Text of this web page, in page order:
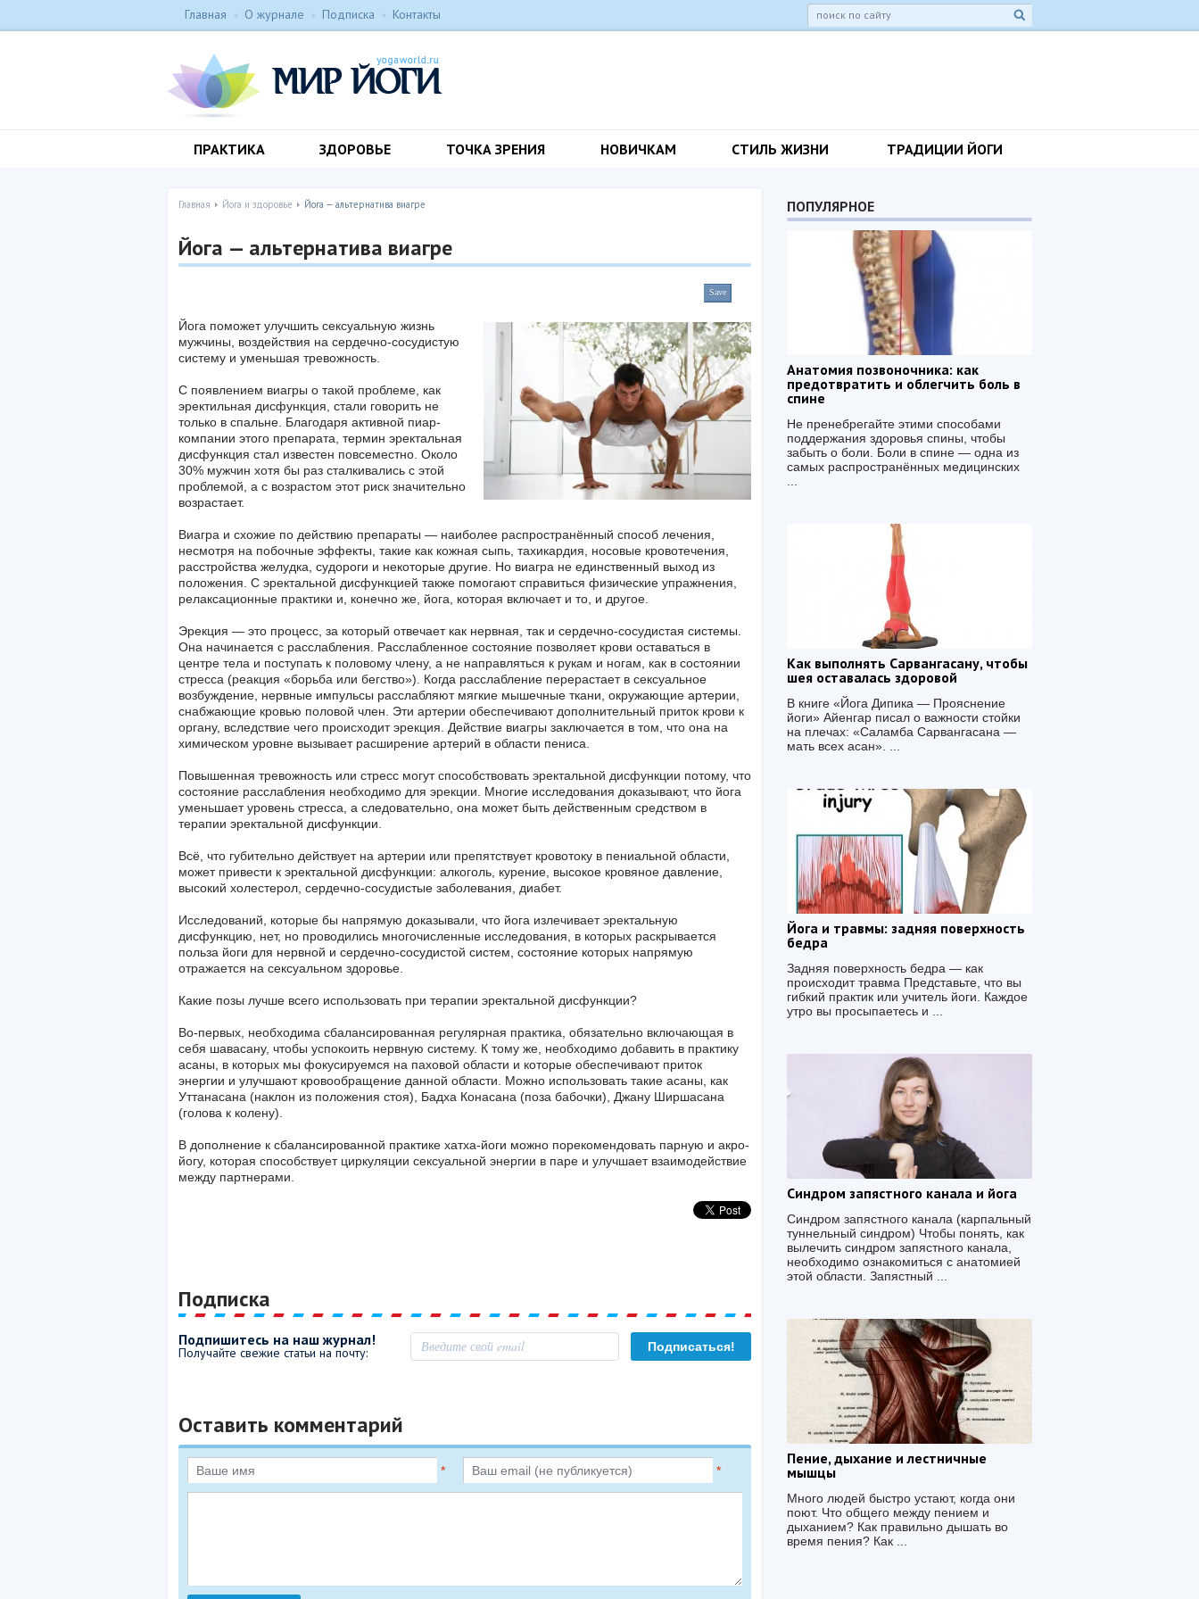
Главная О журнале Подписка Контакты
ПРАКТИКА ЗДОРОВЬЕ ТОЧКА ЗРЕНИЯ НОВИЧКАМ СТИЛЬ ЖИЗНИ ТРАДИЦИИ ЙОГИ
Главная Йога и здоровье Йога — альтернатива виагре
Йога — альтернатива виагре
Save
Йога поможет улучшить сексуальную жизнь
мужчины, воздействия на сердечно-сосудистую
систему и уменьшая тревожность.
С появлением виагры о такой проблеме, как
эректильная дисфункция, стали говорить не
только в спальне. Благодаря активной пиар-
компании этого препарата, термин эректальная
дисфункция стал известен повсеместно. Около
30% мужчин хотя бы раз сталкивались с этой
проблемой, а с возрастом этот риск значительно
возрастает.
Виагра и схожие по действию препараты — наиболее распространённый способ лечения,
несмотря на побочные эффекты, такие как кожная сыпь, тахикардия, носовые кровотечения,
расстройства желудка, судороги и некоторые другие. Но виагра не единственный выход из
положения. С эректальной дисфункцией также помогают справиться физические упражнения,
релаксационные практики и, конечно же, йога, которая включает и то, и другое.
Эрекция — это процесс, за который отвечает как нервная, так и сердечно-сосудистая системы.
Она начинается с расслабления. Расслабленное состояние позволяет крови оставаться в
центре тела и поступать к половому члену, а не направляться к рукам и ногам, как в состоянии
стресса (реакция «борьба или бегство»). Когда расслабление перерастает в сексуальное
возбуждение, нервные импульсы расслабляют мягкие мышечные ткани, окружающие артерии,
снабжающие кровью половой член. Эти артерии обеспечивают дополнительный приток крови к
органу, вследствие чего происходит эрекция. Действие виагры заключается в том, что она на
химическом уровне вызывает расширение артерий в области пениса.
Повышенная тревожность или стресс могут способствовать эректальной дисфункции потому, что
состояние расслабления необходимо для эрекции. Многие исследования доказывают, что йога
уменьшает уровень стресса, а следовательно, она может быть действенным средством в
терапии эректальной дисфункции.
Всё, что губительно действует на артерии или препятствует кровотоку в пениальной области,
может привести к эректальной дисфункции: алкоголь, курение, высокое кровяное давление,
высокий холестерол, сердечно-сосудистые заболевания, диабет.
Исследований, которые бы напрямую доказывали, что йога излечивает эректальную
дисфункцию, нет, но проводились многочисленные исследования, в которых раскрывается
польза йоги для нервной и сердечно-сосудистой систем, состояние которых напрямую
отражается на сексуальном здоровье.
Какие позы лучше всего использовать при терапии эректальной дисфункции?
Во-первых, необходима сбалансированная регулярная практика, обязательно включающая в
себя шавасану, чтобы успокоить нервную систему. К тому же, необходимо добавить в практику
асаны, в которых мы фокусируемся на паховой области и которые обеспечивают приток
энергии и улучшают кровообращение данной области. Можно использовать такие асаны, как
Уттанасана (наклон из положения стоя), Бадха Конасана (поза бабочки), Джану Ширшасана
(голова к колену).
В дополнение к сбалансированной практике хатха-йоги можно порекомендовать парную и акро-
йогу, которая способствует циркуляции сексуальной энергии в паре и улучшает взаимодействие
между партнерами.
Подписка
Подпишитесь на наш журнал!
Получайте свежие статьи на почту:
Оставить комментарий
* *
ПОПУЛЯРНОЕ
Анатомия позвоночника: как
предотвратить и облегчить боль в
спине
Не пренебрегайте этими способами
поддержания здоровья спины, чтобы
забыть о боли. Боли в спине — одна из
самых распространённых медицинских
Как выполнять Сарвангасану, чтобы
шея оставалась здоровой
В книге «Йога Дипика — Прояснение
йоги» Айенгар писал о важности стойки
на плечах: «Саламба Сарвангасана —
мать всех асан». ...
Йога и травмы: задняя поверхность
бедра
Задняя поверхность бедра — как
происходит травма Представьте, что вы
гибкий практик или учитель йоги. Каждое
утро вы просыпаетесь и ...
Cиндром запястного канала и йога
Синдром запястного канала (карпальный
туннельный синдром) Чтобы понять, как
вылечить синдром запястного канала,
необходимо ознакомиться с анатомией
этой области. Запястный ...
Пение, дыхание и лестничные
мышцы
Много людей быстро устают, когда они
поют. Что общего между пением и
дыханием? Как правильно дышать во
время пения? Как ...